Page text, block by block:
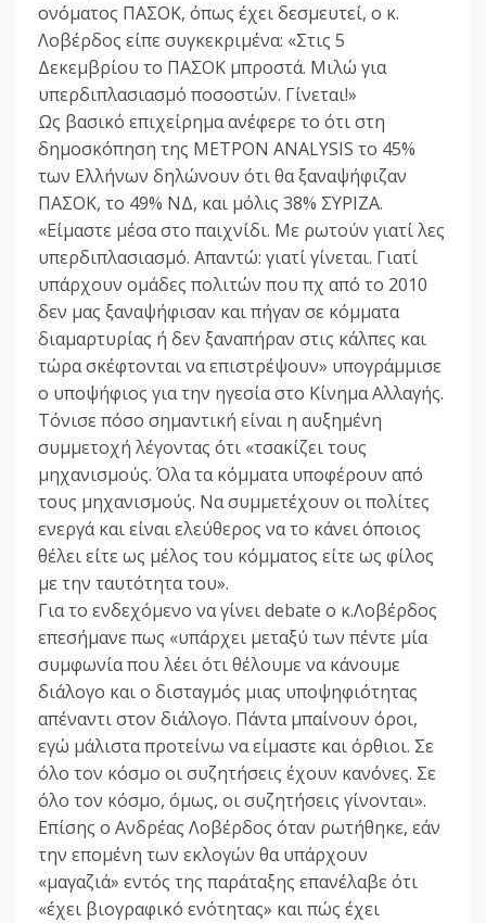
ονόματος ΠΑΣΟΚ, όπως έχει δεσμευτεί, ο κ.
Λοβέρδος είπε συγκεκριμένα: «Στις 5
Δεκεμβρίου το ΠΑΣΟΚ μπροστά. Μιλώ για
υπερδιπλασιασμό ποσοστών. Γίνεται!»
Ως βασικό επιχείρημα ανέφερε το ότι στη
δημοσκόπηση της ΜΕΤΡΟΝ ΑΝΑLΥSIS το 45%
των Ελλήνων δηλώνουν ότι θα ξαναψήφιζαν
ΠΑΣΟΚ, το 49% ΝΔ, και μόλις 38% ΣΥΡΙΖΑ.
«Είμαστε μέσα στο παιχνίδι. Με ρωτούν γιατί λες
υπερδιπλασιασμό. Απαντώ: γιατί γίνεται. Γιατί
υπάρχουν ομάδες πολιτών που πχ από το 2010
δεν μας ξαναψήφισαν και πήγαν σε κόμματα
διαμαρτυρίας ή δεν ξαναπήραν στις κάλπες και
τώρα σκέφτονται να επιστρέψουν» υπογράμμισε
ο υποψήφιος για την ηγεσία στο Κίνημα Αλλαγής.
Τόνισε πόσο σημαντική είναι η αυξημένη
συμμετοχή λέγοντας ότι «τσακίζει τους
μηχανισμούς. Όλα τα κόμματα υποφέρουν από
τους μηχανισμούς. Να συμμετέχουν οι πολίτες
ενεργά και είναι ελεύθερος να το κάνει όποιος
θέλει είτε ως μέλος του κόμματος είτε ως φίλος
με την ταυτότητα του».
Για το ενδεχόμενο να γίνει debate ο κ.Λοβέρδος
επεσήμανε πως «υπάρχει μεταξύ των πέντε μία
συμφωνία που λέει ότι θέλουμε να κάνουμε
διάλογο και ο δισταγμός μιας υποψηφιότητας
απέναντι στον διάλογο. Πάντα μπαίνουν όροι,
εγώ μάλιστα προτείνω να είμαστε και όρθιοι. Σε
όλο τον κόσμο οι συζητήσεις έχουν κανόνες. Σε
όλο τον κόσμο, όμως, οι συζητήσεις γίνονται».
Επίσης ο Ανδρέας Λοβέρδος όταν ρωτήθηκε, εάν
την επομένη των εκλογών θα υπάρχουν
«μαγαζιά» εντός της παράταξης επανέλαβε ότι
«έχει βιογραφικό ενότητας» και πώς έχει